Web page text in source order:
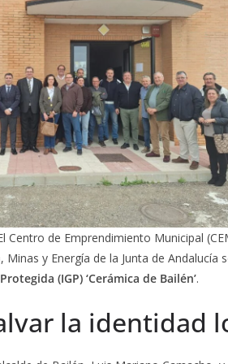
de Emprendimiento Municipal
y Energía de la Junta de
(IGP) ‘Cerámica de Bailén’.
la identidad